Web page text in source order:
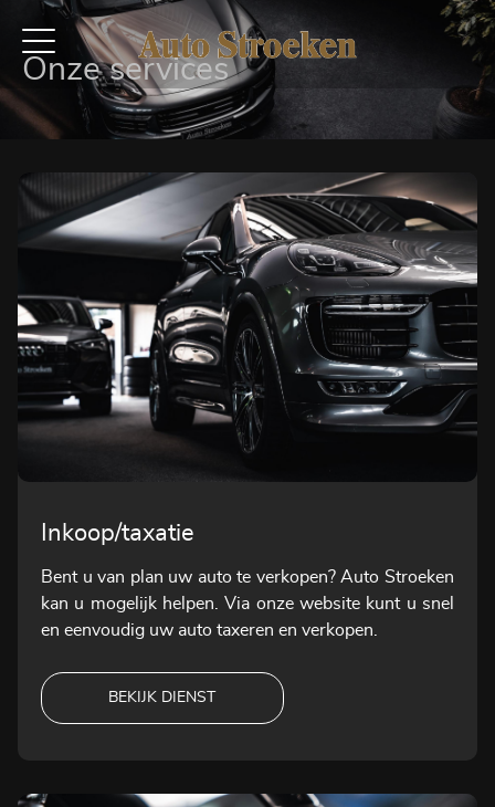
Onze services
Inkoop/taxatie
Bent u van plan uw auto te verkopen? Auto Stroeken
kan u mogelijk helpen. Via onze website kunt u snel
en eenvoudig uw auto taxeren en verkopen.
BEKIJK DIENST